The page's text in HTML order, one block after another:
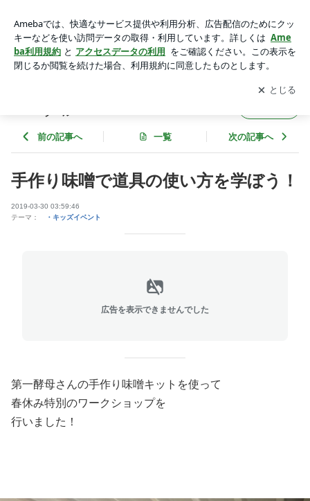
★キッズの食育料理スクール
アプリをダウンロードして ブログの更新通知
を受け取りまし
ょう。
開く
クール
前の記事へ 一覧 次の記事へ
手作り味噌で道具の使い方を学ぼう！
2019-03-30 03:59:46
テーマ：
・キッズイベント
広告を表示できませんでした
第一酵母さんの手作り味噌キットを使って
春休み特別のワークショップを
行いました！